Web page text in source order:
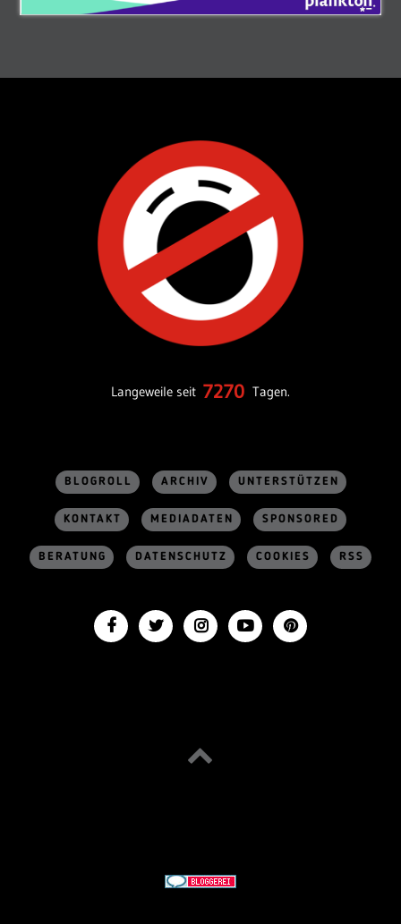
Langeweile seit 7270 Tagen.
BLOGROLL ARCHIV UNTERSTÜTZEN
KONTAKT MEDIADATEN SPONSORED
BERATUNG DATENSCHUTZ COOKIES RSS